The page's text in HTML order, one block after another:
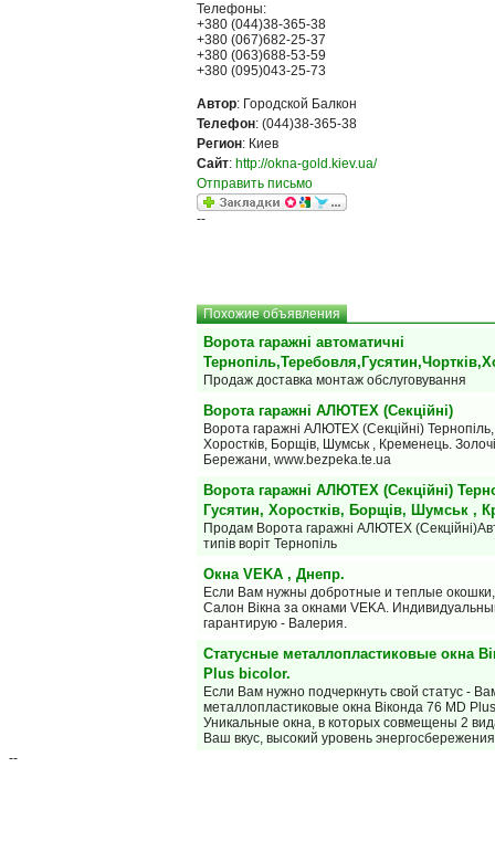
Телефоны:
+380 (044)38-365-38
+380 (067)682-25-37
+380 (063)688-53-59
+380 (095)043-25-73
Автор: Городской Балкон
Телефон: (044)38-365-38
Регион: Киев
Сайт: http://okna-gold.kiev.ua/
Отправить письмо
--
Похожие объявления
Ворота гаражні автоматичні
Продаж доставка монтаж обслуговування
Ворота гаражні АЛЮТЕХ (Секційні)
Ворота гаражні АЛЮТЕХ (Секційні) Тернопіль,
Хоростків, Борщів, Шумськ , Кременець.
Бережани, www.bezpeka.te.ua
Ворота гаражні АЛЮТЕХ (Секційні)
Гусятин, Хоростків, Борщів, Шумськ ,
Продам Ворота гаражні АЛЮТЕХ
типів воріт Тернопіль
Окна VEKA , Днепр.
Если Вам нужны добротные и теплые
Салон Вiкна за окнами VEKA.
гарантирую - Валерия.
Статусные металлопластиковые окна
Plus bicolor.
Если Вам нужно подчеркнуть свой статус -
металлопластиковые окна Віконда 76 MD
Уникальные окна, в которых совмещены 2
Ваш вкус, высокий уровень
--